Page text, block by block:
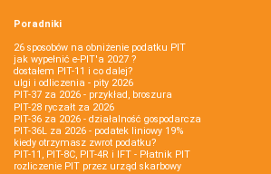
Poradniki
26 sposobów na obniżenie podatku PIT
jak wypełnić e-PIT'a 2027 ?
dostałem PIT-11 i co dalej?
ulgi i odliczenia - pity 2026
PIT-37 za 2026 - przykład, broszura
PIT-28 ryczałt za 2026
PIT-36 za 2026 - działalność gospodarcza
PIT-36L za 2026 - podatek liniowy 19%
kiedy otrzymasz zwrot podatku?
PIT-11, PIT-8C, PIT-4R i IFT - Płatnik PIT
rozliczenie PIT przez urząd skarbowy